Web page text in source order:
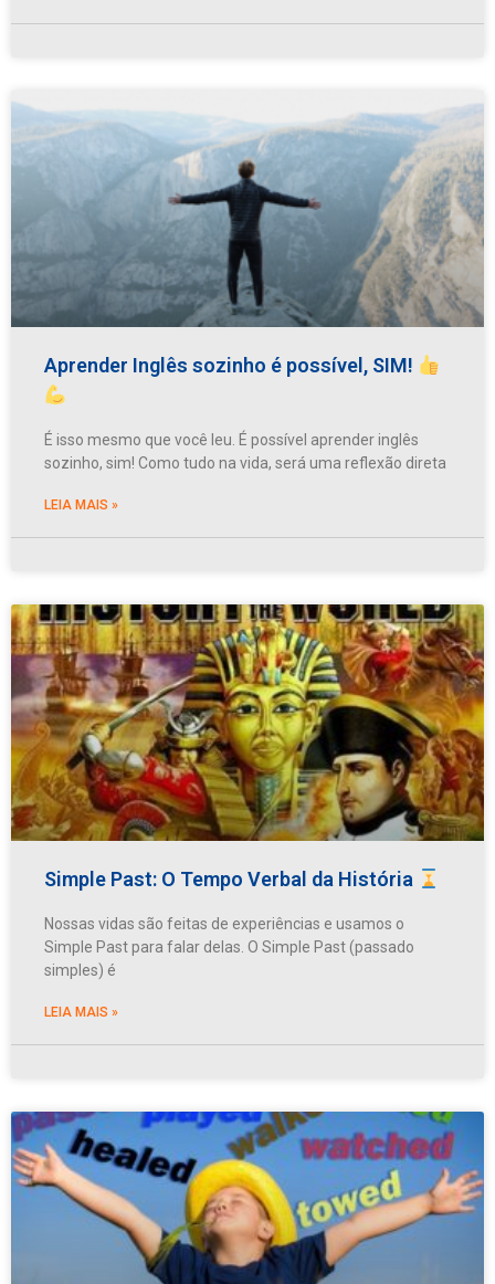
Aprender Inglês sozinho é possível, SIM!
É isso mesmo que você leu. É possível aprender inglês
sozinho, sim! Como tudo na vida, será uma reflexão direta
LEIA MAIS »
Simple Past: O Tempo Verbal da História
Nossas vidas são feitas de experiências e usamos o
Simple Past para falar delas. O Simple Past (passado
simples) é
LEIA MAIS »